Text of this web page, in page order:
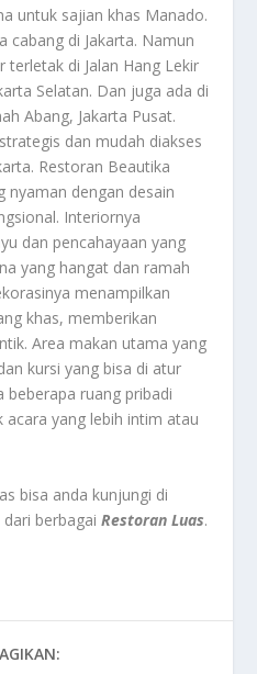
untuk sajian khas Manado.
cabang di Jakarta. Namun
terletak di Jalan Hang Lekir
Selatan. Dan juga ada di
Abang, Jakarta Pusat.
dan mudah diakses
Restoran Beautika
nyaman dengan desain
Interiornya
dan pencahayaan yang
yang hangat dan ramah
menampilkan
khas, memberikan
Area makan utama yang
kursi yang bisa di atur
beberapa ruang pribadi
acara yang lebih intim atau
bisa anda kunjungi di
dari berbagaiRestoran Luas.